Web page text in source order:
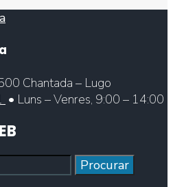
Chantada – Lugo
• Luns – Venres, 9:00 – 14:00
Procurar